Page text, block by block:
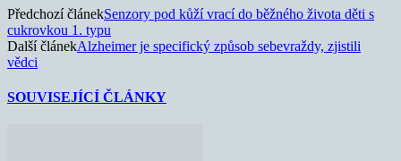
Předchozí článekSenzory pod kůží vrací do běžného života děti s
cukrovkou 1. typu
Další článekAlzheimer je specifický způsob sebevraždy, zjistili
vědci
SOUVISEJÍCÍ ČLÁNKY